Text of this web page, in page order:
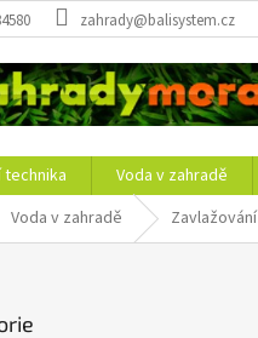
zahrady@balisystem.cz
technika Voda v zahradě
Voda v zahradě Zavlažování